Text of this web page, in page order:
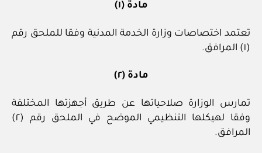
مادة (١)
تعتمد اختصاصات وزارة الخدمة المدنية وفقا للملحق رقم
(١) المرافق.
مادة (٢)
تمارس الوزارة صلاحياتها عن طريق أجهزتها المختلفة
وفقا لهيكلها التنظيمي الموضح في الملحق رقم (٢)
المرافق.